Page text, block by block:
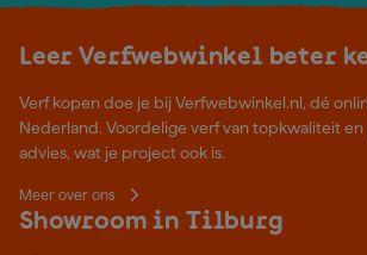
Leer Verfwebwinkel beter
Verf kopen doe je bij Verfwebwinkel.nl, dé
Nederland. Voordelige verf van topkwaliteit
advies, wat je project ook is.
Meer over ons
Showroom in Tilburg